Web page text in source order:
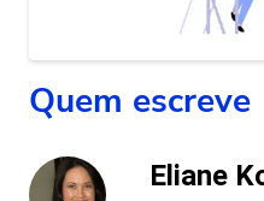
Quem escreve
Eliane